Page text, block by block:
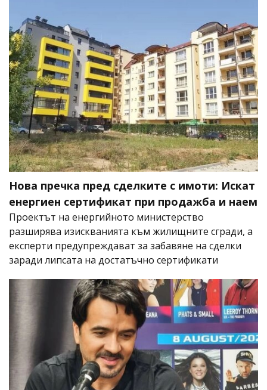
Нова пречка пред сделките с имоти: Искат
енергиен сертификат при продажба и наем
Проектът на енергийното министерство
разширява изискванията към жилищните сгради, а
експерти предупреждават за забавяне на сделки
заради липсата на достатъчно сертификати